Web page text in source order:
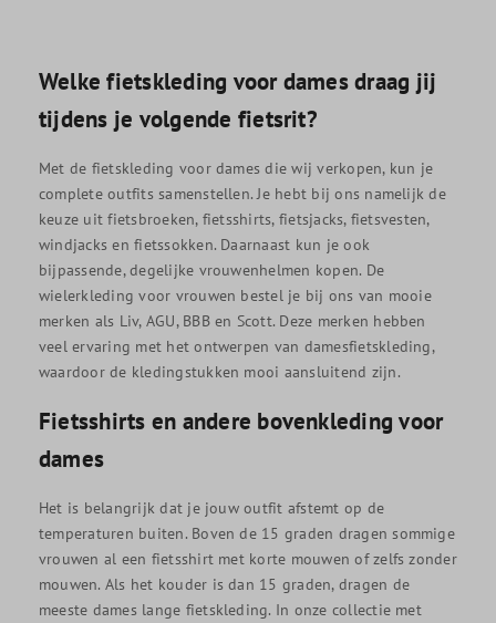
Welke fietskleding voor dames draag jij
tijdens je volgende fietsrit?
Met de fietskleding voor dames die wij verkopen, kun je
complete outfits samenstellen. Je hebt bij ons namelijk de
keuze uit fietsbroeken, fietsshirts, fietsjacks, fietsvesten,
windjacks en fietssokken. Daarnaast kun je ook
bijpassende, degelijke vrouwenhelmen kopen. De
wielerkleding voor vrouwen bestel je bij ons van mooie
merken als Liv, AGU, BBB en Scott. Deze merken hebben
veel ervaring met het ontwerpen van damesfietskleding,
waardoor de kledingstukken mooi aansluitend zijn.
Fietsshirts en andere bovenkleding voor
dames
Het is belangrijk dat je jouw outfit afstemt op de
temperaturen buiten. Boven de 15 graden dragen sommige
vrouwen al een fietsshirt met korte mouwen of zelfs zonder
mouwen. Als het kouder is dan 15 graden, dragen de
meeste dames lange fietskleding. In onze collectie met